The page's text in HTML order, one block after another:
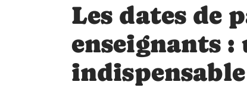
Les dates de
enseignants
indispensable